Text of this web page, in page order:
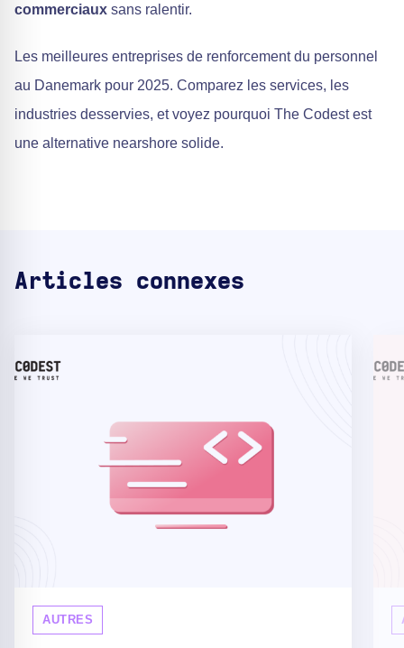
commerciaux sans ralentir.
Les meilleures entreprises de renforcement du personnel
au Danemark pour 2025. Comparez les services, les
industries desservies, et voyez pourquoi The Codest est
une alternative nearshore solide.
Articles connexes
AUTRES